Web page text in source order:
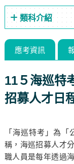
類科介紹
應考資訊
11５海巡特
招募人才日
「海巡特考」為
稱，海巡招募人才
職人員是每年透過